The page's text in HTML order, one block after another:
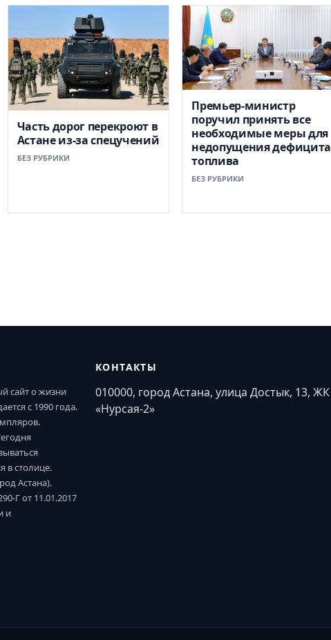
Часть дорог перекроют в
Астане из-за спецучений
БЕЗ РУБРИКИ
Премьер-министр
поручил принять все
необходимые меры для
недопущения дефицита
топлива
БЕЗ РУБРИКИ
сайт о жизни
с 1990 года.
в столице.
Астана).
Г от 11.01.2017
и
КОНТАКТЫ
010000, город Астана, улица Достык, 13, ЖК
«Нурсая-2»